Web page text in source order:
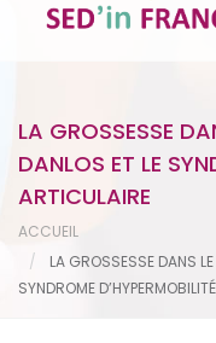
LA GROSSESSE
DANLOS ET LE
ARTICULAIRE
ACCUEIL
LA GROSSESSE DANS
SYNDROME